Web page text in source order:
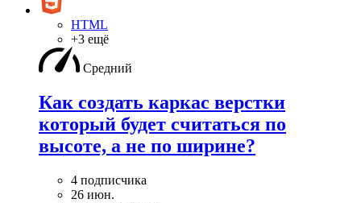
HTML
+3 ещё
Средний
Как создать каркас верстки
который будет считаться по
высоте, а не по ширине?
4 подписчика
26 июн.